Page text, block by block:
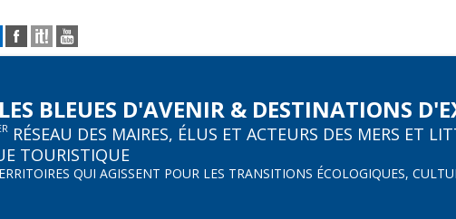
BLEUES D'AVENIR & DESTINATIONS
RÉSEAU DES MAIRES, ÉLUS ET ACTEURS DES MERS ET
TOURISTIQUE
QUI AGISSENT POUR LES TRANSITIONS ÉCOLOGIQUES,